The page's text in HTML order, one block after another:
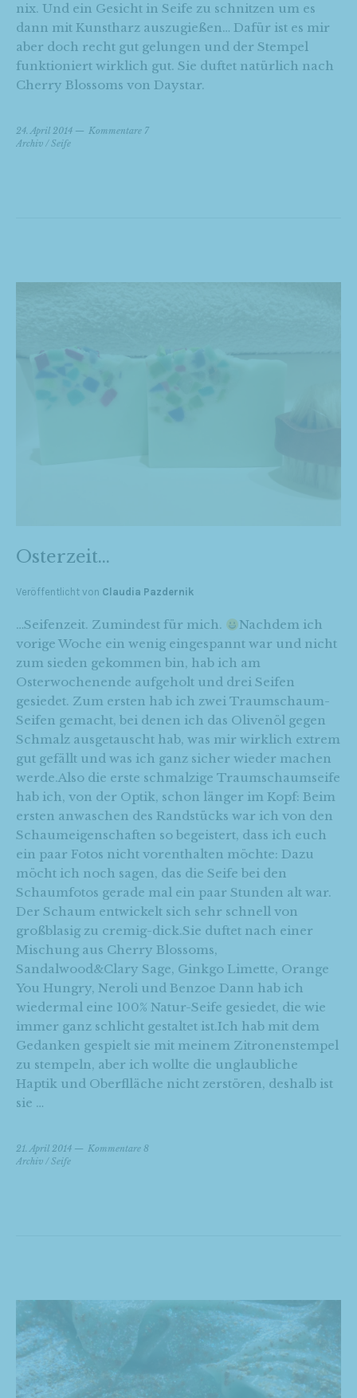
nix. Und ein Gesicht in Seife zu schnitzen um es
dann mit Kunstharz auszugießen… Dafür ist es mir
aber doch recht gut gelungen und der Stempel
funktioniert wirklich gut. Sie duftet natürlich nach
Cherry Blossoms von Daystar.
24. April 2014
Kommentare 7
Archiv /Seife
Osterzeit…
Veröffentlicht von Claudia Pazdernik
…Seifenzeit. Zumindest für mich.
Nachdem ich
vorige Woche ein wenig eingespannt war und nicht
zum sieden gekommen bin, hab ich am
Osterwochenende aufgeholt und drei Seifen
gesiedet. Zum ersten hab ich zwei Traumschaum-
Seifen gemacht, bei denen ich das Olivenöl gegen
Schmalz ausgetauscht hab, was mir wirklich extrem
gut gefällt und was ich ganz sicher wieder machen
werde.Also die erste schmalzige Traumschaumseife
hab ich, von der Optik, schon länger im Kopf: Beim
ersten anwaschen des Randstücks war ich von den
Schaumeigenschaften so begeistert, dass ich euch
ein paar Fotos nicht vorenthalten möchte: Dazu
möcht ich noch sagen, das die Seife bei den
Schaumfotos gerade mal ein paar Stunden alt war.
Der Schaum entwickelt sich sehr schnell von
großblasig zu cremig-dick.Sie duftet nach einer
Mischung aus Cherry Blossoms,
Sandalwood&Clary Sage, Ginkgo Limette, Orange
You Hungry, Neroli und Benzoe Dann hab ich
wiedermal eine 100% Natur-Seife gesiedet, die wie
immer ganz schlicht gestaltet ist.Ich hab mit dem
Gedanken gespielt sie mit meinem Zitronenstempel
zu stempeln, aber ich wollte die unglaubliche
Haptik und Oberflläche nicht zerstören, deshalb ist
sie …
21. April 2014
Kommentare 8
Archiv /Seife